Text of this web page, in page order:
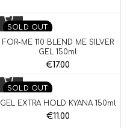
SOLD OUT
FOR-ME 110 BLEND ME SILVER
GEL 150ml
€17.00
SOLD OUT
GEL EXTRA HOLD KYANA 150ml
€11.00